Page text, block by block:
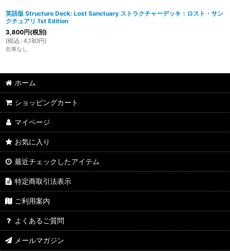
英語版 Structure Deck: Lost Sanctuary ストラクチャーデッキ：ロスト・サン
クチュアリ 1st Edition
3,800円(税別)
(税込 : 4,180円)
在庫なし
ホーム
ショッピングカート
マイページ
お気に入り
最近チェックしたアイテム
特定商取引法表示
ご利用案内
よくあるご質問
メールマガジン